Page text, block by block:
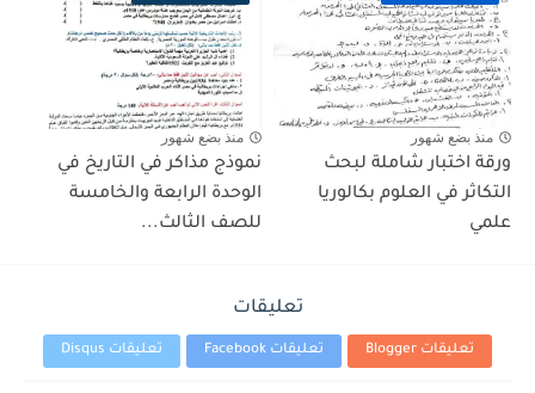
منذ بضع شهور
ورقة اختبار شاملة لبحث
التكاثر في العلوم بكالوريا
علمي
منذ بضع شهور
نموذج مذاكر في التاريخ في
الوحدة الرابعة والخامسة
للصف الثالث...
تعليقات
تعليقات Blogger تعليقات Facebook تعليقات Disqus